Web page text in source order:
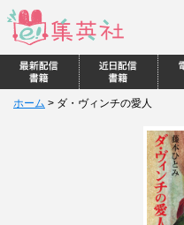
ホーム > ダ・ヴィンチの愛人